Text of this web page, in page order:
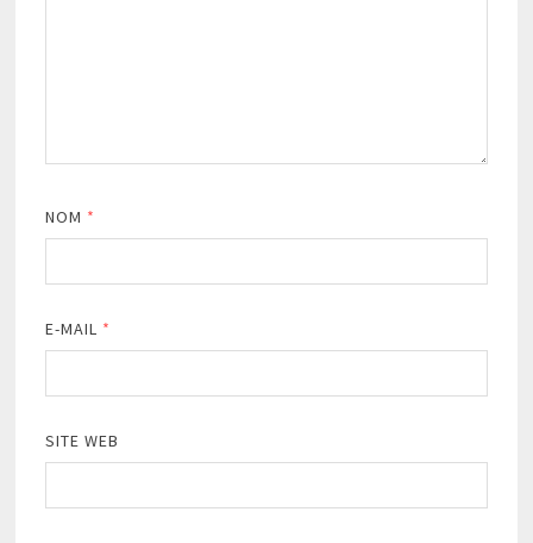
NOM *
E-MAIL *
SITE WEB